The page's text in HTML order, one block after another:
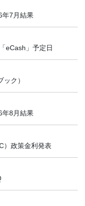
年7月結果
eCash」予定日
ク）
年8月結果
）政策金利発表